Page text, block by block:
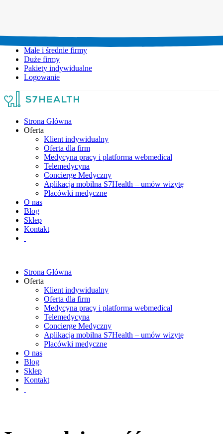
Małe i średnie firmy
Duże firmy
Pakiety indywidualne
Logowanie
Strona Główna
Oferta
Klient indywidualny
Oferta dla firm
Medycyna pracy i platforma webmedical
Telemedycyna
Concierge Medyczny
Aplikacja mobilna S7Health – umów wizytę
Placówki medyczne
O nas
Blog
Sklep
Kontakt
Strona Główna
Oferta
Klient indywidualny
Oferta dla firm
Medycyna pracy i platforma webmedical
Telemedycyna
Concierge Medyczny
Aplikacja mobilna S7Health – umów wizytę
Placówki medyczne
O nas
Blog
Sklep
Kontakt